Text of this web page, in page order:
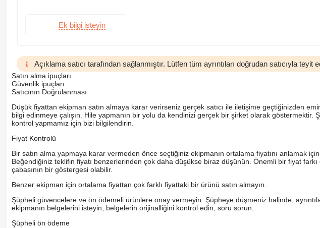
Ek bilgi isteyin
Açıklama satıcı tarafından sağlanmıştır. Lütfen tüm ayrıntıları doğrudan satıcıyla teyit
Satın alma ipuçları
Güvenlik ipuçları
Satıcının Doğrulanması
Düşük fiyattan ekipman satın almaya karar verirseniz gerçek satıcı ile iletişime geçtiğinizden
bilgi edinmeye çalışın. Hile yapmanın bir yolu da kendinizi gerçek bir şirket olarak
kontrol yapmamız için bizi bilgilendirin.
Fiyat Kontrolü
Bir satın alma yapmaya karar vermeden önce seçtiğiniz ekipmanın ortalama fiyatını anlamak
Beğendiğiniz teklifin fiyatı benzerlerinden çok daha düşükse biraz düşünün. Önemli bir fiyat farkı
çabasının bir göstergesi olabilir.
Benzer ekipman için ortalama fiyattan çok farklı fiyattaki bir ürünü satın almayın.
Şüpheli güvencelere ve ön ödemeli ürünlere onay vermeyin. Şüpheye düşmeniz halinde,
ekipmanın belgelerini isteyin, belgelerin orijinalliğini kontrol edin, soru sorun.
Şüpheli ön ödeme